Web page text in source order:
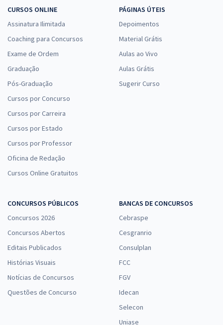
CURSOS ONLINE
Assinatura Ilimitada
Coaching para Concursos
Exame de Ordem
Graduação
Pós-Graduação
Cursos por Concurso
Cursos por Carreira
Cursos por Estado
Cursos por Professor
Oficina de Redação
Cursos Online Gratuitos
PÁGINAS ÚTEIS
Depoimentos
Material Grátis
Aulas ao Vivo
Aulas Grátis
Sugerir Curso
CONCURSOS PÚBLICOS
Concursos 2026
Concursos Abertos
Editais Publicados
Histórias Visuais
Notícias de Concursos
Questões de Concurso
BANCAS DE CONCURSOS
Cebraspe
Cesgranrio
Consulplan
FCC
FGV
Idecan
Selecon
Uniase